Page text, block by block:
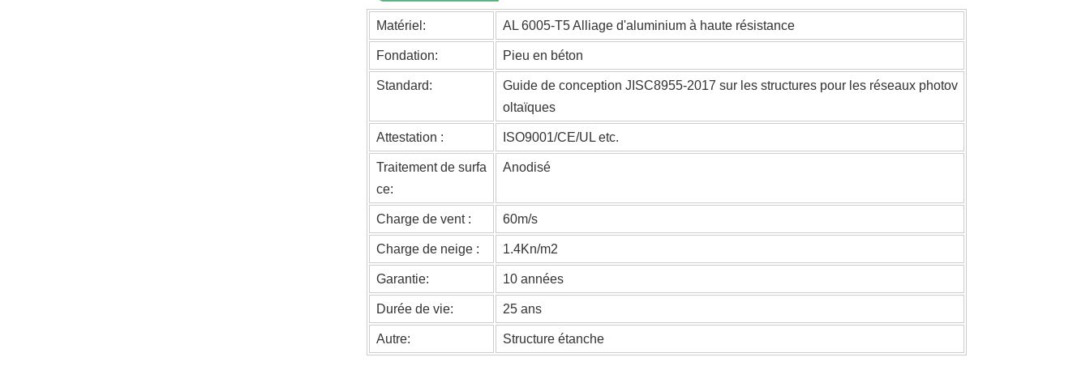
Matériel: AL 6005-T5Alliage d'aluminium à haute résistance
Fondation: Pieu en béton
Standard:
Guide de conception JISC8955-2017 sur les structures pour les réseaux photov
oltaïques
Attestation : ISO9001/CE/UL etc.
Traitement de surfa
ce:
Anodisé
Charge de vent : 60m/s
Charge de neige : 1.4Kn/m2
Garantie: 10 années
Durée de vie: 25 ans
Autre: Structure étanche